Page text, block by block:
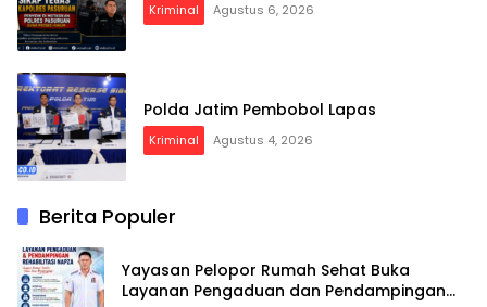
Kriminal Agustus 6, 2026
Polda Jatim Pembobol Lapas
Kriminal Agustus 4, 2026
Berita Populer
Yayasan Pelopor Rumah Sehat Buka
Layanan Pengaduan dan Pendampingan